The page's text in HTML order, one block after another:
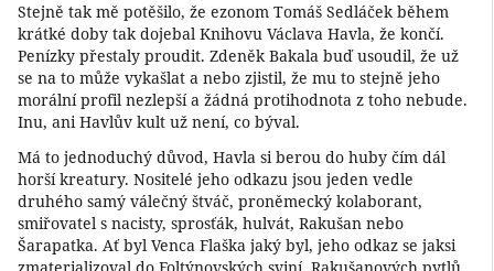
Stejně tak mě potěšilo, že ezonom Tomáš Sedláček během
krátké doby tak dojebal Knihovu Václava Havla, že končí.
Penízky přestaly proudit. Zdeněk Bakala buď usoudil, že už
se na to může vykašlat a nebo zjistil, že mu to stejně jeho
morální profil nezlepší a žádná protihodnota z toho nebude.
Inu, ani Havlův kult už není, co býval.
Má to jednoduchý důvod, Havla si berou do huby čím dál
horší kreatury. Nositelé jeho odkazu jsou jeden vedle
druhého samý válečný štváč, proněmecký kolaborant,
smiřovatel s nacisty, sprosťák, hulvát, Rakušan nebo
Šarapatka. Ať byl Venca Flaška jaký byl, jeho odkaz se jaksi